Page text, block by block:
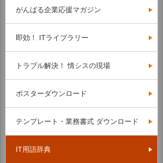
がんばる企業応援マガジン
即効！ ITライブラリー
トラブル解決！ 情シスの現場
ポスターダウンロード
テンプレート・業務書式 ダウンロード
IT用語辞典